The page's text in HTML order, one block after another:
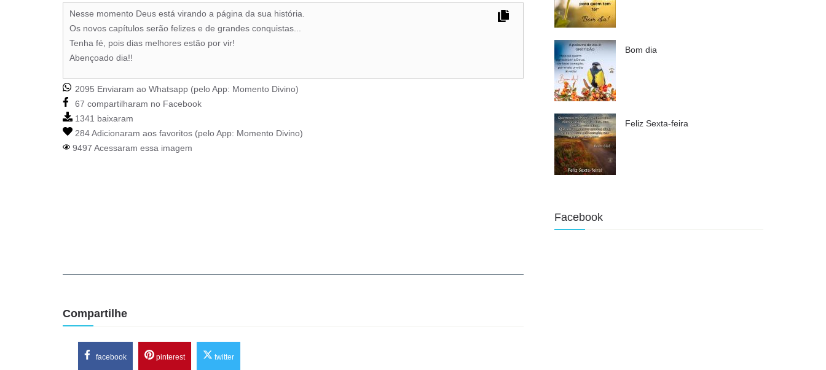
Nesse momento Deus está virando a página da sua história.
Os novos capítulos serão felizes e de grandes conquistas...
Tenha fé, pois dias melhores estão por vir!
Abençoado dia!!
2095 Enviaram ao Whatsapp (pelo App: Momento Divino)
67 compartilharam no Facebook
1341 baixaram
284 Adicionaram aos favoritos (pelo App: Momento Divino)
9497 Acessaram essa imagem
Compartilhe
facebook pinterest twitter
Bom dia
Feliz Sexta-feira
Facebook